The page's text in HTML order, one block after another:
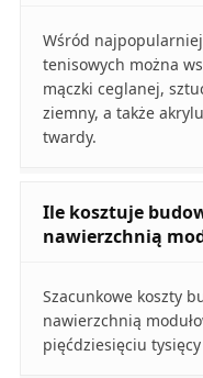
Wśród
tenisowych można
mączki ceglanej,
ziemny, a także
twardy.
Ile kosztuje
nawierzchnią
Szacunkowe koszty
nawierzchnią
pięćdziesięciu tysięcy